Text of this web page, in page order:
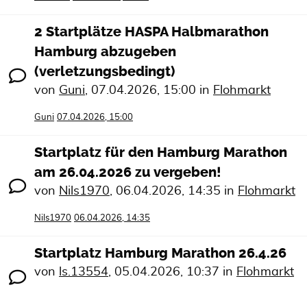
2 Startplätze HASPA Halbmarathon
Hamburg abzugeben
(verletzungsbedingt)
von Guni, 07.04.2026, 15:00 in Flohmarkt
Guni 07.04.2026, 15:00
Startplatz für den Hamburg Marathon
am 26.04.2026 zu vergeben!
von Nils1970, 06.04.2026, 14:35 in Flohmarkt
Nils1970 06.04.2026, 14:35
Startplatz Hamburg Marathon 26.4.26
von ls.13554, 05.04.2026, 10:37 in Flohmarkt